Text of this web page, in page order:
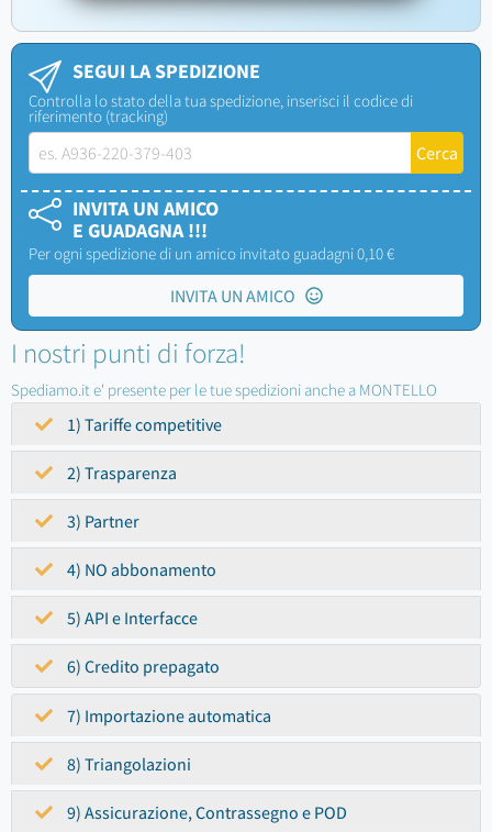
SEGUI LA SPEDIZIONE
Controlla lo stato della tua spedizione, inserisci il codice di
riferimento (tracking)
INVITA UN AMICO
E GUADAGNA !!!
Per ogni spedizione di un amico invitato guadagni 0,10 €
INVITA UN AMICO
I nostri punti di forza!
Spediamo.it e' presente per le tue spedizioni anche a MONTELLO
1) Tariffe competitive
2) Trasparenza
3) Partner
4) NO abbonamento
5) API e Interfacce
6) Credito prepagato
7) Importazione automatica
8) Triangolazioni
9) Assicurazione, Contrassegno e POD